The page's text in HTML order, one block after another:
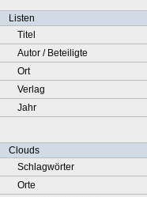
Listen
Titel
Autor / Beteiligte
Ort
Verlag
Jahr
Clouds
Schlagwörter
Orte